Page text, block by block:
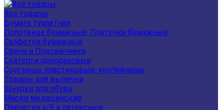
Хоз товары
Бумага туалетная
Полотенца бумажные, Платочки бумажные
Салфетки бумажные
Свечи и Подсвечники
Скатерти одноразовые
Соусницы пластиковые, контейнеры
Товары для выпечки
Шнурки для обуви
Маски медецинские
Перчатки х/б и латексные